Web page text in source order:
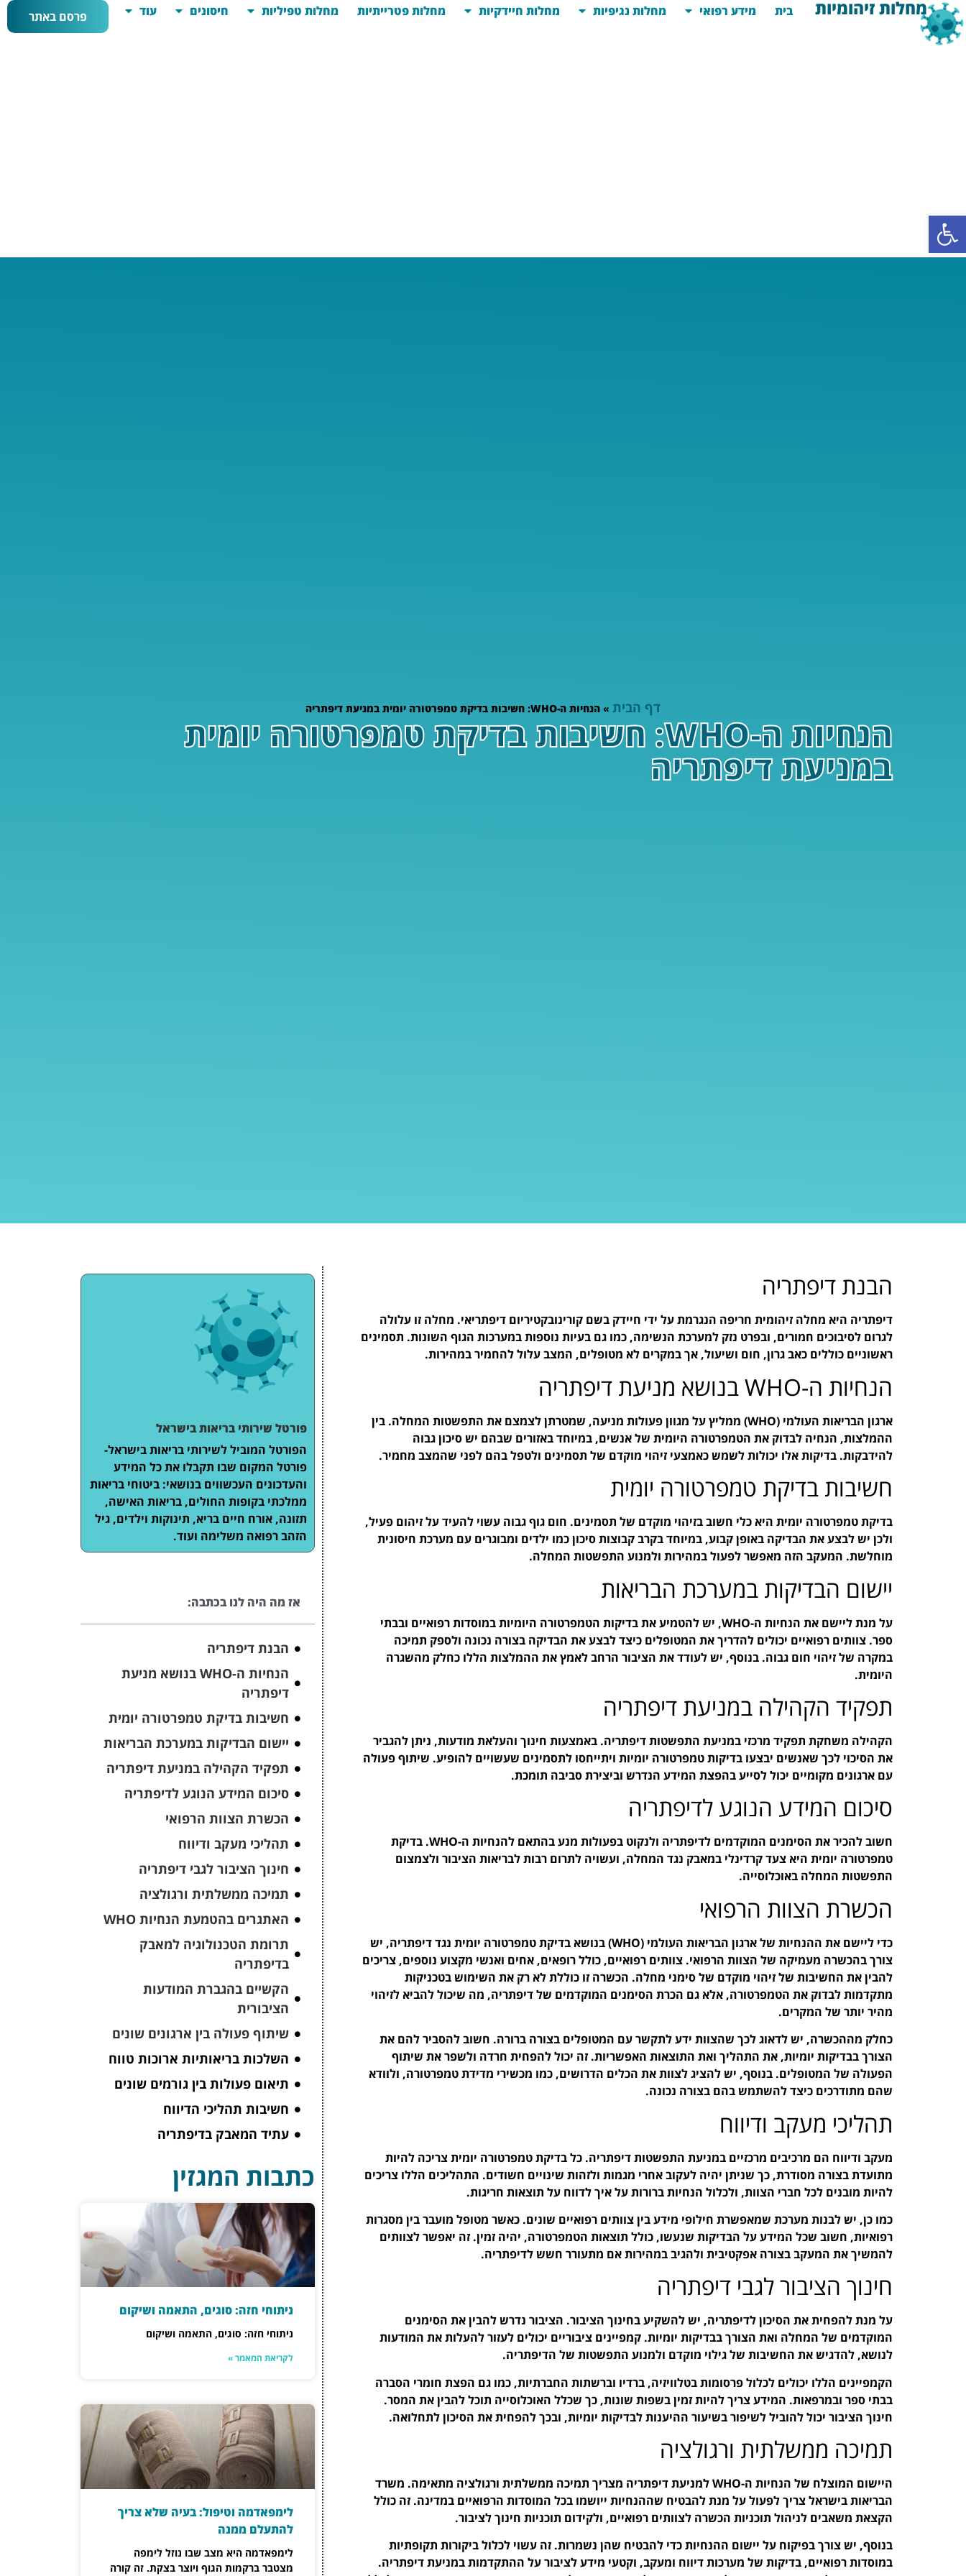
פתח סרגל נגישות
מחלות זיהומיות בית מידע רפואי מחלות נגיפיות מחלות חיידקיות מחלות פטרייתיות מחלות טפיליות חיסונים עוד פרסם באתר
דף הבית » הנחיות ה-WHO: חשיבות בדיקת טמפרטורה יומית במניעת דיפתריה
הנחיות ה-WHO: חשיבות בדיקת טמפרטורה יומית
במניעת דיפתריה
הבנת דיפתריה
דיפתריה היא מחלה זיהומית חריפה הנגרמת על ידי חיידק בשם קורינובקטיריום דיפתריאי. מחלה זו עלולה
לגרום לסיבוכים חמורים, ובפרט נזק למערכת הנשימה, כמו גם בעיות נוספות במערכות הגוף השונות. תסמינים
ראשוניים כוללים כאב גרון, חום ושיעול, אך במקרים לא מטופלים, המצב עלול להחמיר במהירות.
הנחיות ה-WHO בנושא מניעת דיפתריה
ארגון הבריאות העולמי (WHO) ממליץ על מגוון פעולות מניעה, שמטרתן לצמצם את התפשטות המחלה. בין
ההמלצות, הנחיה לבדוק את הטמפרטורה היומית של אנשים, במיוחד באזורים שבהם יש סיכון גבוה
להידבקות. בדיקות אלו יכולות לשמש כאמצעי זיהוי מוקדם של תסמינים ולטפל בהם לפני שהמצב מחמיר.
חשיבות בדיקת טמפרטורה יומית
בדיקת טמפרטורה יומית היא כלי חשוב בזיהוי מוקדם של תסמינים. חום גוף גבוה עשוי להעיד על זיהום פעיל,
ולכן יש לבצע את הבדיקה באופן קבוע, במיוחד בקרב קבוצות סיכון כמו ילדים ומבוגרים עם מערכת חיסונית
מוחלשת. המעקב הזה מאפשר לפעול במהירות ולמנוע התפשטות המחלה.
יישום הבדיקות במערכת הבריאות
על מנת ליישם את הנחיות ה-WHO, יש להטמיע את בדיקות הטמפרטורה היומיות במוסדות רפואיים ובבתי
ספר. צוותים רפואיים יכולים להדריך את המטופלים כיצד לבצע את הבדיקה בצורה נכונה ולספק תמיכה
במקרה של זיהוי חום גבוה. בנוסף, יש לעודד את הציבור הרחב לאמץ את ההמלצות הללו כחלק מהשגרה
היומית.
תפקיד הקהילה במניעת דיפתריה
הקהילה משחקת תפקיד מרכזי במניעת התפשטות דיפתריה. באמצעות חינוך והעלאת מודעות, ניתן להגביר
את הסיכוי לכך שאנשים יבצעו בדיקות טמפרטורה יומיות ויתייחסו לתסמינים שעשויים להופיע. שיתוף פעולה
עם ארגונים מקומיים יכול לסייע בהפצת המידע הנדרש וביצירת סביבה תומכת.
סיכום המידע הנוגע לדיפתריה
חשוב להכיר את הסימנים המוקדמים לדיפתריה ולנקוט בפעולות מנע בהתאם להנחיות ה-WHO. בדיקת
טמפרטורה יומית היא צעד קרדינלי במאבק נגד המחלה, ועשויה לתרום רבות לבריאות הציבור ולצמצום
התפשטות המחלה באוכלוסייה.
הכשרת הצוות הרפואי
כדי ליישם את ההנחיות של ארגון הבריאות העולמי (WHO) בנושא בדיקת טמפרטורה יומית נגד דיפתריה, יש
צורך בהכשרה מעמיקה של הצוות הרפואי. צוותים רפואיים, כולל רופאים, אחים ואנשי מקצוע נוספים, צריכים
להבין את החשיבות של זיהוי מוקדם של סימני מחלה. הכשרה זו כוללת לא רק את השימוש בטכניקות
מתקדמות לבדוק את הטמפרטורה, אלא גם הכרת הסימנים המוקדמים של דיפתריה, מה שיכול להביא לזיהוי
מהיר יותר של המקרים.
כחלק מההכשרה, יש לדאוג לכך שהצוות ידע לתקשר עם המטופלים בצורה ברורה. חשוב להסביר להם את
הצורך בבדיקות יומיות, את התהליך ואת התוצאות האפשריות. זה יכול להפחית חרדה ולשפר את שיתוף
הפעולה של המטופלים. בנוסף, יש להציג לצוות את הכלים הדרושים, כמו מכשירי מדידת טמפרטורה, ולוודא
שהם מתודרכים כיצד להשתמש בהם בצורה נכונה.
תהליכי מעקב ודיווח
מעקב ודיווח הם מרכיבים מרכזיים במניעת התפשטות דיפתריה. כל בדיקת טמפרטורה יומית צריכה להיות
מתועדת בצורה מסודרת, כך שניתן יהיה לעקוב אחרי מגמות ולזהות שינויים חשודים. התהליכים הללו צריכים
להיות מובנים לכל חברי הצוות, ולכלול הנחיות ברורות על איך לדווח על תוצאות חריגות.
כמו כן, יש לבנות מערכת שמאפשרת חילופי מידע בין צוותים רפואיים שונים. כאשר מטופל מועבר בין מסגרות
רפואיות, חשוב שכל המידע על הבדיקות שנעשו, כולל תוצאות הטמפרטורה, יהיה זמין. זה יאפשר לצוותים
להמשיך את המעקב בצורה אפקטיבית ולהגיב במהירות אם מתעורר חשש לדיפתריה.
חינוך הציבור לגבי דיפתריה
על מנת להפחית את הסיכון לדיפתריה, יש להשקיע בחינוך הציבור. הציבור נדרש להבין את הסימנים
המוקדמים של המחלה ואת הצורך בבדיקות יומיות. קמפיינים ציבוריים יכולים לעזור להעלות את המודעות
לנושא, להדגיש את החשיבות של גילוי מוקדם ולמנוע התפשטות של הדיפתריה.
הקמפיינים הללו יכולים לכלול פרסומות בטלוויזיה, ברדיו וברשתות החברתיות, כמו גם הפצת חומרי הסברה
בבתי ספר ובמרפאות. המידע צריך להיות זמין בשפות שונות, כך שכלל האוכלוסייה תוכל להבין את המסר.
חינוך הציבור יכול להוביל לשיפור בשיעור ההיענות לבדיקות יומיות, ובכך להפחית את הסיכון לתחלואה.
תמיכה ממשלתית ורגולציה
היישום המוצלח של הנחיות ה-WHO למניעת דיפתריה מצריך תמיכה ממשלתית ורגולציה מתאימה. משרד
הבריאות בישראל צריך לפעול על מנת להבטיח שההנחיות ייושמו בכל המוסדות הרפואיים במדינה. זה כולל
הקצאת משאבים לניהול תוכניות הכשרה לצוותים רפואיים, ולקידום תוכניות חינוך לציבור.
בנוסף, יש צורך בפיקוח על יישום ההנחיות כדי להבטיח שהן נשמרות. זה עשוי לכלול ביקורות תקופתיות
במוסדות רפואיים, בדיקות של מערכות דיווח ומעקב, וקטעי מידע לציבור על ההתקדמות במניעת דיפתריה.
פורטל שירותי בריאות בישראל
הפורטל המוביל לשירותי בריאות בישראל-
פורטל המקום שבו תקבלו את כל המידע
והעדכונים העכשווים בנושאי: ביטוחי בריאות
ממלכתי בקופות החולים, בריאות האישה,
תזונה, אורח חיים בריא, תינוקות וילדים, גיל
הזהב רפואה משלימה ועוד.
אז מה היה לנו בכתבה:
הבנת דיפתריה
הנחיות ה-WHO בנושא מניעת
דיפתריה
חשיבות בדיקת טמפרטורה יומית
יישום הבדיקות במערכת הבריאות
תפקיד הקהילה במניעת דיפתריה
סיכום המידע הנוגע לדיפתריה
הכשרת הצוות הרפואי
תהליכי מעקב ודיווח
חינוך הציבור לגבי דיפתריה
תמיכה ממשלתית ורגולציה
האתגרים בהטמעת הנחיות WHO
תרומת הטכנולוגיה למאבק
בדיפתריה
הקשיים בהגברת המודעות
הציבורית
שיתוף פעולה בין ארגונים שונים
השלכות בריאותיות ארוכות טווח
תיאום פעולות בין גורמים שונים
חשיבות תהליכי הדיווח
עתיד המאבק בדיפתריה
כתבות המגזין
ניתוחי חזה: סוגים, התאמה ושיקום
ניתוחי חזה: סוגים, התאמה ושיקום
לקריאת המאמר »
לימפאדמה וטיפול: בעיה שלא צריך
להתעלם ממנה
לימפאדמה היא מצב שבו נוזל לימפה
מצטבר ברקמות הגוף ויוצר בצקת. זה קורה